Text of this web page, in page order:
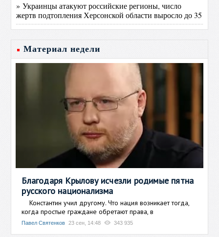
» Украинцы атакуют российские регионы, число
жертв подтопления Херсонской области выросло до 35
Материал недели
Благодаря Крылову исчезли родимые пятна
русского национализма
Константин учил другому. Что нация возникает тогда,
когда простые граждане обретают права, в
Павел Святенков 23 сен, 14:48 343 935